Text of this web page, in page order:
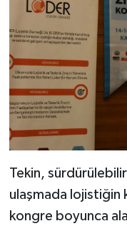
Tekin,
ulaşmada lojistiğin
kongre boyunca